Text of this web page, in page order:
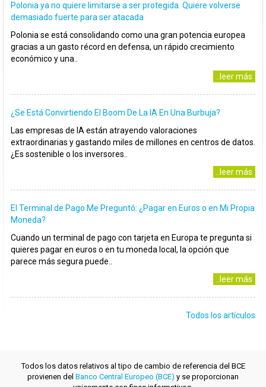
Polonia ya no quiere limitarse a ser protegida. Quiere volverse
demasiado fuerte para ser atacada
Polonia se está consolidando como una gran potencia europea
gracias a un gasto récord en defensa, un rápido crecimiento
económico y una..
..leer más
¿Se Está Convirtiendo El Boom De La IA En Una Burbuja?
Las empresas de IA están atrayendo valoraciones
extraordinarias y gastando miles de millones en centros de datos.
¿Es sostenible o los inversores..
..leer más
El Terminal de Pago Me Preguntó: ¿Pagar en Euros o en Mi Propia
Moneda?
Cuando un terminal de pago con tarjeta en Europa te pregunta si
quieres pagar en euros o en tu moneda local, la opción que
parece más segura puede..
..leer más
Todos los artículos
Todos los datos relativos al tipo de cambio de referencia del BCE
provienen del Banco Central Europeo (BCE) y se proporcionan